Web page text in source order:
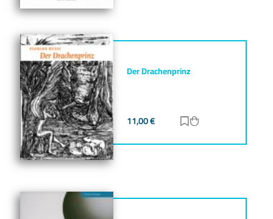
Der Drachenprinz
11,00€ Zur Merkliste